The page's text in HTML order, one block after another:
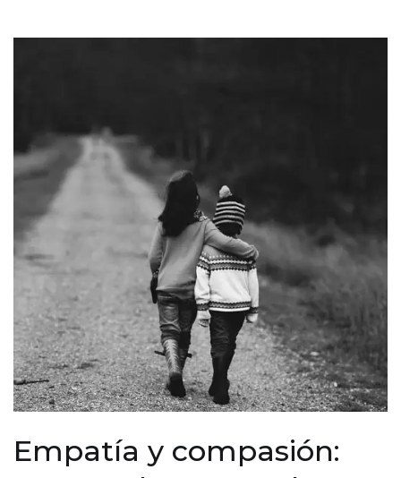
Empatía y compasión: